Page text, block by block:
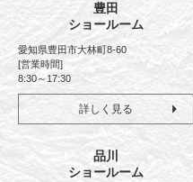
豊田
ショールーム
愛知県豊田市大林町8-60
[営業時間]
8:30～17:30
詳しく見る
品川
ショールーム